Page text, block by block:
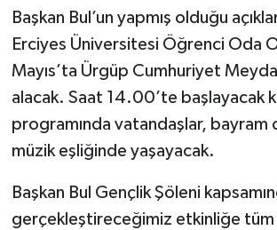
Başkan Bul’un yapmış olduğu
Erciyes Üniversitesi Öğrenci Oda
Mayıs’ta Ürgüp Cumhuriyet
alacak. Saat 14.00’te başlayacak
programında vatandaşlar, bayram
müzik eşliğinde yaşayacak.
Başkan Bul Gençlik Şöleni
gerçekleştireceğimiz etkinliğe tüm